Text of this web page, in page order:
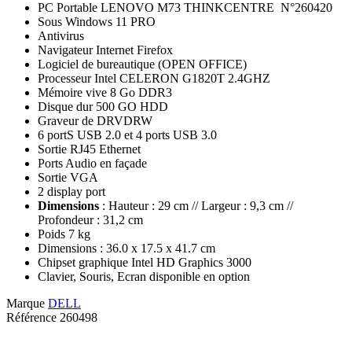
PC Portable LENOVO M73 THINKCENTRE N°260420
Sous Windows 11 PRO
Antivirus
Navigateur Internet Firefox
Logiciel de bureautique (OPEN OFFICE)
Processeur Intel CELERON G1820T 2.4GHZ
Mémoire vive 8 Go DDR3
Disque dur 500 GO HDD
Graveur de DRVDRW
6 portS USB 2.0 et 4 ports USB 3.0
Sortie RJ45 Ethernet
Ports Audio en façade
Sortie VGA
2 display port
Dimensions : Hauteur : 29 cm // Largeur : 9,3 cm //
Profondeur : 31,2 cm
Poids 7 kg
Dimensions : 36.0 x 17.5 x 41.7 cm
Chipset graphique Intel HD Graphics 3000
Clavier, Souris, Ecran disponible en option
Marque DELL
Référence 260498